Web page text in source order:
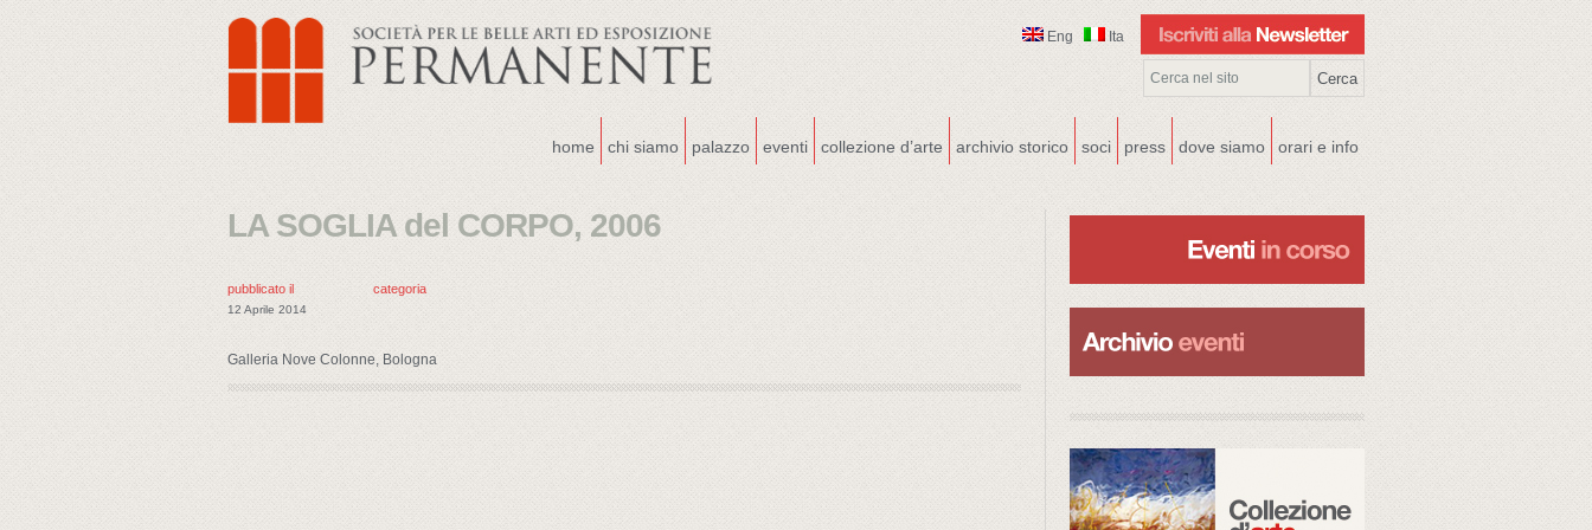
Eng Ita
home chi siamo palazzo eventi collezione d’arte archivio storico soci press dove siamo orari e info
LA SOGLIA del CORPO, 2006
pubblicato il
12 Aprile 2014
categoria
Galleria Nove Colonne, Bologna